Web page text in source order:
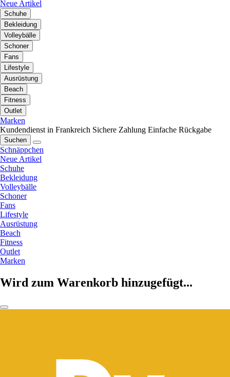
Neue Artikel
Schuhe
Bekleidung
Volleybälle
Schoner
Fans
Lifestyle
Ausrüstung
Beach
Fitness
Outlet
Marken
Kundendienst in Frankreich Sichere Zahlung Einfache Rückgabe
Suchen
Schnäppchen
Neue Artikel
Schuhe
Bekleidung
Volleybälle
Schoner
Fans
Lifestyle
Ausrüstung
Beach
Fitness
Outlet
Marken
Wird zum Warenkorb hinzugefügt...